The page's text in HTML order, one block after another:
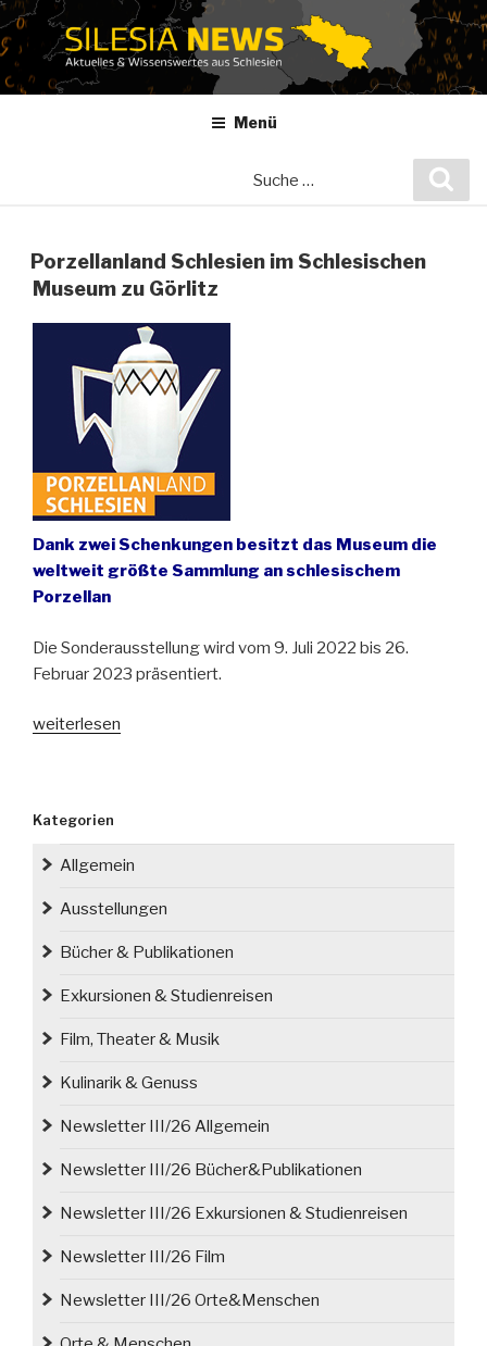
Zum
Inhalt
springen
Menü
Porzellanland Schlesien im Schlesischen
Museum zu Görlitz
Dank zwei Schenkungen besitzt das Museum die
weltweit größte Sammlung an schlesischem
Porzellan
Die Sonderausstellung wird vom 9. Juli 2022 bis 26.
Februar 2023 präsentiert.
„Porzellanland
Museum
zu
weiterlesen
Kategorien
Allgemein
Ausstellungen
Bücher & Publikationen
Exkursionen & Studienreisen
Film, Theater & Musik
Kulinarik & Genuss
Newsletter III/26 Allgemein
Newsletter III/26 Bücher&Publikationen
Newsletter III/26 Exkursionen & Studienreisen
Newsletter III/26 Film
Newsletter III/26 Orte&Menschen